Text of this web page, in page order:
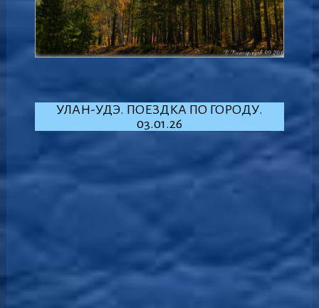
УЛАН-УДЭ. ПОЕЗДКА ПО ГОРОДУ.
03.01.26